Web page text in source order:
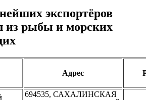
экспортёров
из рыбы и морских
Адрес
694535, САХАЛИНСКАЯ